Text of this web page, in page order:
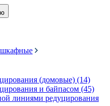
шкафные
(домовые) (14)
и байпасом (45)
линиями редуцирования